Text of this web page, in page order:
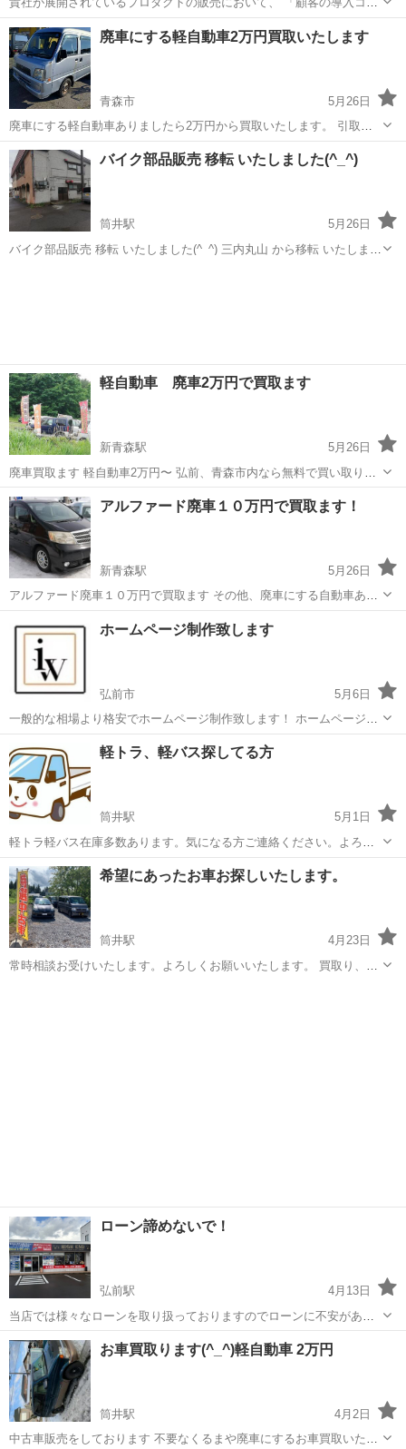
トを大幅に下げ、成約率を向上させる」 アライアンスのご提案になり
ます。 具体的には、弊社の「助成金申請ノウハウ」を貴社商材とセッ
トにすることで、 顧...
青森 青森市 青森駅 その他
廃車にする軽自動車2万円買取いたします
青森市
5月26日
廃車にする軽自動車ありましたら2万円から買取いたします。 引取無
料 廃車手続き無料 青森市弘前市黒石市その近辺引き取り無料で積載車
で伺います。 普通車なども買取できますのでご相談していただければ
と思います
青森 青森市 その他 廃車
バイク部品販売 移転 いたしました(^_^)
筒井駅
5月26日
バイク部品販売 移転 いたしました(^_^) 三内丸山 から移転 いたしまし
軽自動車 廃車2万円で買取ます
新青森駅
5月26日
廃車買取ます 軽自動車2万円〜 弘前、青森市内なら無料で買い取りに
伺います
青森 青森市 その他 廃車
アルファード廃車１０万円で買取ます！
新青森駅
5月26日
アルファード廃車１０万円で買取ます その他、廃車にする自動車あり
ましたら1万円から買取いたします。 廃車手続き無料！ 引き取り無料
で積載車で伺います。 普通車なども買取できますのでご相談していた
だければと思います 軽自動...
その他 無料
ホームページ制作致します
弘前市
5月6日
一般的な相場より格安でホームページ制作致します！ ホームページを
作って今以上の集客や信頼獲得に活用しませんか？ 詳しくはサイトを
参照願います https://iweb64.wixsite.com/iweb ご...
弘前市 その他 ホームページ制作
軽トラ、軽バス探してる方
筒井駅
5月1日
軽トラ軽バス在庫多数あります。気になる方ご連絡ください。よろし
くお願いいたします。
青森 青森市 筒井駅 その他 軽トラ
希望にあったお車お探しいたします。
筒井駅
4月23日
常時相談お受けいたします。よろしくお願いいたします。 買取り、下
ローン諦めないで！
弘前駅
4月13日
当店では様々なローンを取り扱っておりますのでローンに不安がある
かた全力サポートします💪 単身家庭、債務整理をしたことのある方で
も気軽にご相談できる自社ローン対応の車屋です☺️ 無理のないプラン
でお客様のご希望に近いお車を一緒...
青森 弘前市 弘前駅 その他 買取
お車買取ります(^_^)軽自動車 2万円
筒井駅
4月2日
中古車販売をしております 不要なくるまや廃車にするお車買取いたし